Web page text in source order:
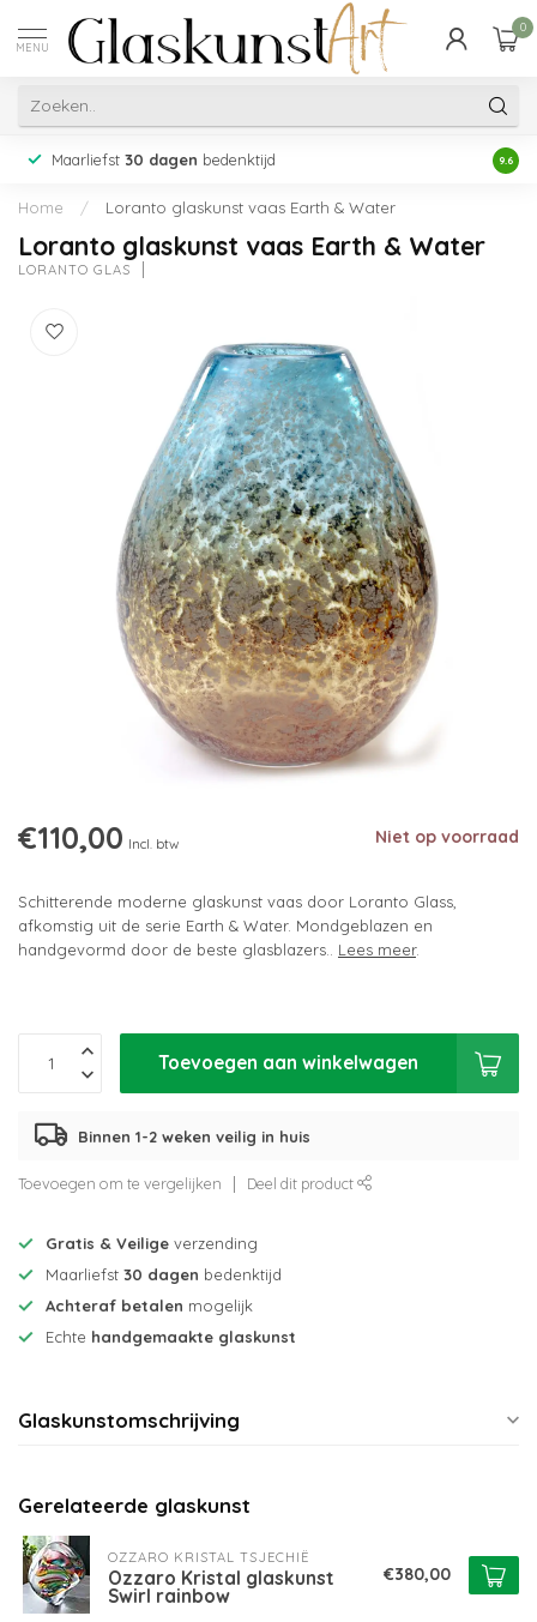
MENU
0
Maarliefst 30 dagen bedenktijd 9.6
Home / Loranto glaskunst vaas Earth & Water
Loranto glaskunst vaas Earth & Water
LORANTO GLAS
€110,00 Incl. btw Niet op voorraad
Schitterende moderne glaskunst vaas door Loranto Glass,
afkomstig uit de serie Earth & Water. Mondgeblazen en
handgevormd door de beste glasblazers.. Lees meer.
Toevoegen aan winkelwagen
Binnen 1-2 weken veilig in huis
Toevoegen om te vergelijken Deel dit product
Gratis & Veilige verzending
Maarliefst 30 dagen bedenktijd
Achteraf betalen mogelijk
Echte handgemaakte glaskunst
Glaskunstomschrijving
Gerelateerde glaskunst
OZZARO KRISTAL TSJECHIË
Ozzaro Kristal glaskunst
Swirl rainbow
€380,00